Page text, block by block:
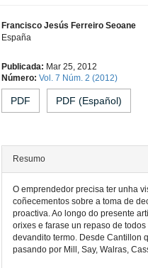
Francisco Jesús Ferreiro Seoane
España
Contido
principal
do
artigo
Publicada: Mar 25, 2012
Número: Vol. 7 Núm. 2 (2012)
PDF PDF (Español)
Resumo
O emprendedor precisa ter unha
coñecementos sobre a toma de
proactiva. Ao longo do presente
orixes e farase un repaso de
devandito termo. Desde Cantillon
pasando por Mill, Say, Walras,